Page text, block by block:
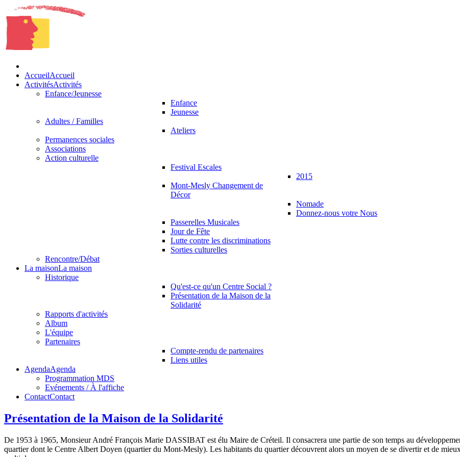
AccueilAccueil
ActivitésActivités
Enfance/Jeunesse
Enfance
Jeunesse
Adultes / Familles
Ateliers
Permanences sociales
Associations
Action culturelle
Festival Escales
2015
Mont-Mesly Changement de
Décor
Nomade
Donnez-nous votre Nous
Passerelles Musicales
Jour de Fête
Lutte contre les discriminations
Sorties culturelles
Rencontre/Débat
La maisonLa maison
Historique
Qu'est-ce qu'un Centre Social ?
Présentation de la Maison de la
Solidarité
Rapports d'activités
Album
L'équipe
Partenaires
Compte-rendu de partenaires
Liens utiles
AgendaAgenda
Programmation MDS
Evénements / À l'affiche
ContactContact
Présentation de la Maison de la Solidarité
De 1953 à 1965, Monsieur André François Marie DASSIBAT est élu Maire de Créteil. Il consacrera une partie de son temps au
quartier dont le Centre Albert Doyen (quartier du Mont-Mesly). Les habitants du quartier découvrent alors un moyen de se divertir et de